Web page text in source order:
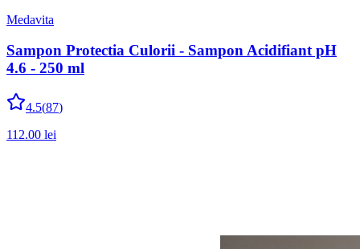
Medavita
Sampon Protectia Culorii - Sampon Acidifiant pH
4.6 - 250 ml
4.5(87)
112.00 lei